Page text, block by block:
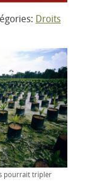
Droits
pourrait tripler